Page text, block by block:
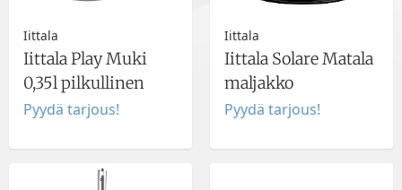
Iittala
Iittala Play Muki
0,35l pilkullinen
Pyydä tarjous!
Iittala
Iittala Solare Matala
maljakko
Pyydä tarjous!